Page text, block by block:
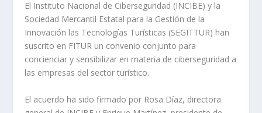
El Instituto Nacional de Ciberseguridad (INCIBE) y la
Sociedad Mercantil Estatal para la Gestión de la
Innovación las Tecnologías Turísticas (SEGITTUR) han
suscrito en FITUR un convenio conjunto para
concienciar y sensibilizar en materia de ciberseguridad a
las empresas del sector turístico.
El acuerdo ha sido firmado por Rosa Díaz, directora